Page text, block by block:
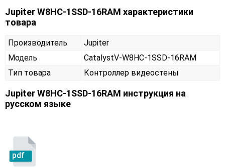
Jupiter W8HC-1SSD-16RAM характеристики
товара
Производитель
Jupiter
Модель
CatalystV-W8HC-1SSD-16RAM
Тип товара
Контроллер видеостены
Jupiter W8HC-1SSD-16RAM инструкция на
русском языке
pdf